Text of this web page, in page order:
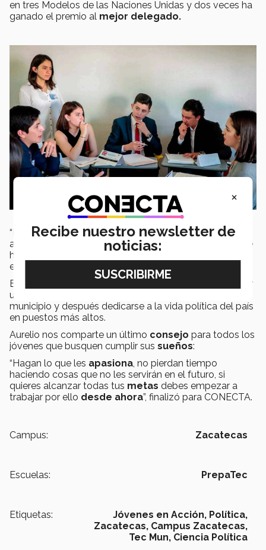
en tres Modelos de las Naciones Unidas y dos veces ha
ganado el premio al mejor delegado.
“El Tec me ha permitidodesarrollarmeen todos los
aspectos de mi vida, las oportunidades que ofrecen me
han
expresó Aurelio.
El zacatecano busca estudiar
, tener
un puesto público para
municipio y después dedicarse a la vida política del país
en puestos más altos.
Aurelio nos comparte un último consejo para todos los
jóvenes que busquen cumplir sus sueños:
“Hagan lo que les apasiona, no pierdan tiempo
haciendo cosas que no les servirán en el futuro, si
quieres alcanzar todas tus metas debes empezar a
trabajar por ello desde ahora”, finalizó para CONECTA.
Campus: Zacatecas
Escuelas: PrepaTec
Etiquetas: Jóvenes en Acción, Política,
Zacatecas, Campus Zacatecas,
Tec Mun, Ciencia Política
×
Recibe nuestro newsletter de
noticias: